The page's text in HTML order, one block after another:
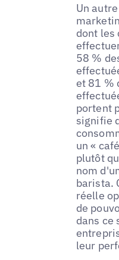
Un
dont les
58 %
et 81 %
portent
signifie
un «
plutôt
nom
barista.
réelle
de
dans ce
leur